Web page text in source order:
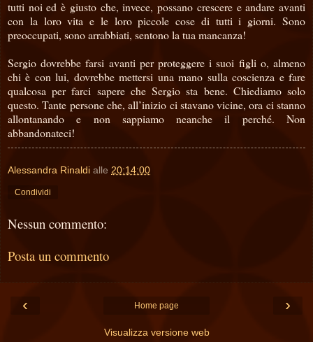
tutti noi ed è giusto che, invece, possano crescere e andare avanti
con la loro vita e le loro piccole cose di tutti i giorni. Sono
preoccupati, sono arrabbiati, sentono la tua mancanza!
Sergio dovrebbe farsi avanti per proteggere i suoi figli o, almeno
chi è con lui, dovrebbe mettersi una mano sulla coscienza e fare
qualcosa per farci sapere che Sergio sta bene. Chiediamo solo
questo. Tante persone che, all’inizio ci stavano vicine, ora ci stanno
allontanando e non sappiamo neanche il perché. Non
abbandonateci!
Alessandra Rinaldi alle 20:14:00
Condividi
Nessun commento:
Posta un commento
‹ ›
Home page
Visualizza versione web